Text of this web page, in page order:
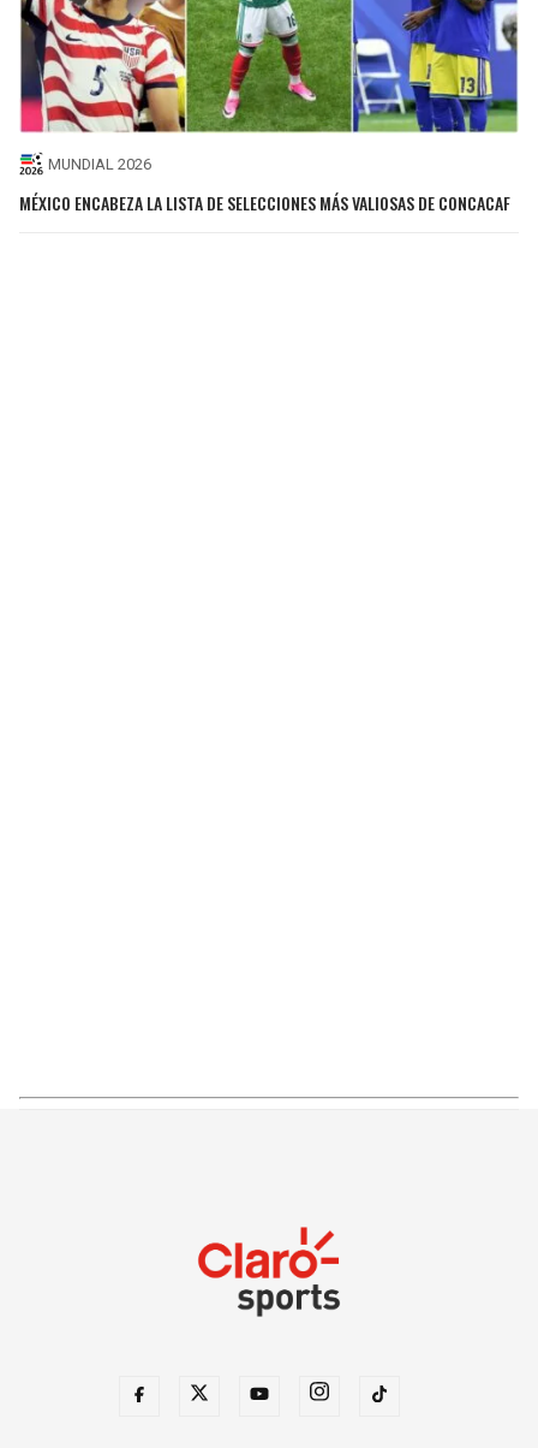
MUNDIAL 2026
MÉXICO ENCABEZA LA LISTA DE SELECCIONES MÁS VALIOSAS DE CONCACAF